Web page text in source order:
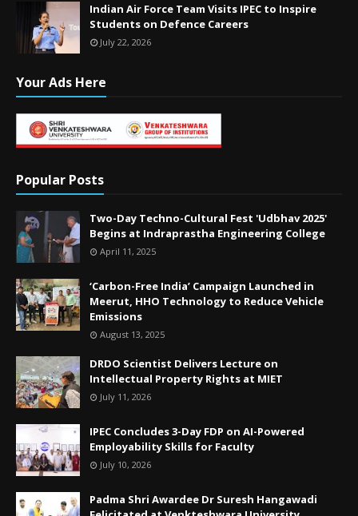
Indian Air Force Team Visits IPEC to Inspire
Students on Defence Careers
July 22, 2026
Your Ads Here
Popular Posts
Two-Day Techno-Cultural Fest 'Udbhav 2025'
Begins at Indraprastha Engineering College
April 11, 2025
‘Carbon-Free India’ Campaign Launched in
Meerut, HHO Technology to Reduce Vehicle
Emissions
August 13, 2025
DRDO Scientist Delivers Lecture on
Intellectual Property Rights at MIET
July 11, 2026
IPEC Concludes 3-Day FDP on AI-Powered
Employability Skills for Faculty
July 10, 2026
Padma Shri Awardee Dr Suresh Hangawadi